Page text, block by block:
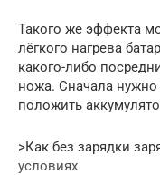
Такого же эффекта
лёгкого нагрева
какого-либо
ножа. Сначала нужно
положить
>Как без зарядки
условиях